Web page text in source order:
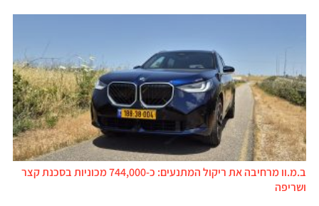
ב.מ.וו מרחיבה את ריקול המתנעים: כ-744,000 מכוניות בסכנת קצר
ושריפה